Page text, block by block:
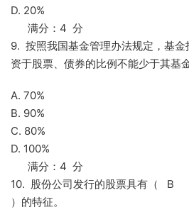
D. 20%
满分：4 分
9. 按照我国基金管理办法规定，基
资于股票、债券的比例不能少于其基
A. 70%
B. 90%
C. 80%
D. 100%
满分：4 分
10. 股份公司发行的股票具有（ B
）的特征。